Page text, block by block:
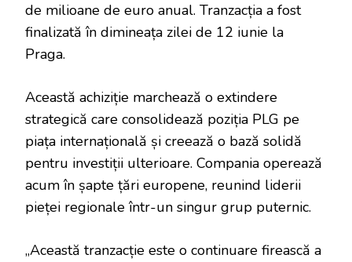
de milioane de euro anual. Tranzacția a fost
finalizată în dimineața zilei de 12 iunie la
Praga.
Această achiziție marchează o extindere
strategică care consolidează poziția PLG pe
piața internațională și creează o bază solidă
pentru investiții ulterioare. Compania operează
acum în șapte țări europene, reunind liderii
pieței regionale într-un singur grup puternic.
„Această tranzacție este o continuare firească a